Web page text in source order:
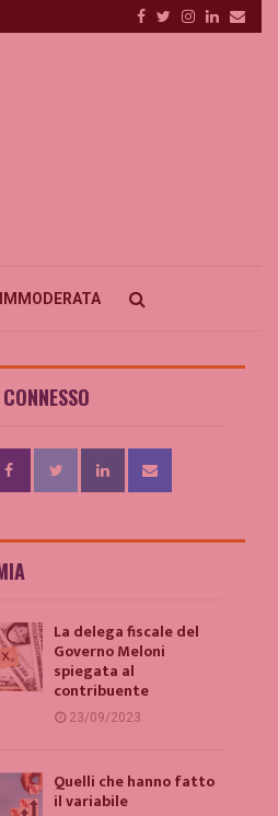
Facebook
Twitter
Instagram
Linkedin
La delega fiscale del
Governo Meloni
spiegata al
contribuente
23/09/2023
Quelli che hanno fatto
il variabile